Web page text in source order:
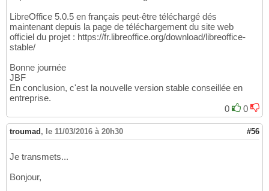
LibreOffice 5.0.5 en français peut-être téléchargé dés
maintenant depuis la page de téléchargement du site web
officiel du projet : https://fr.libreoffice.org/download/libreoffice-
stable/
Bonne journée
JBF
En conclusion, c'est la nouvelle version stable conseillée en
entreprise.
0
0
troumad, le 11/03/2016 à 20h30 #56
Je transmets...
Bonjour,